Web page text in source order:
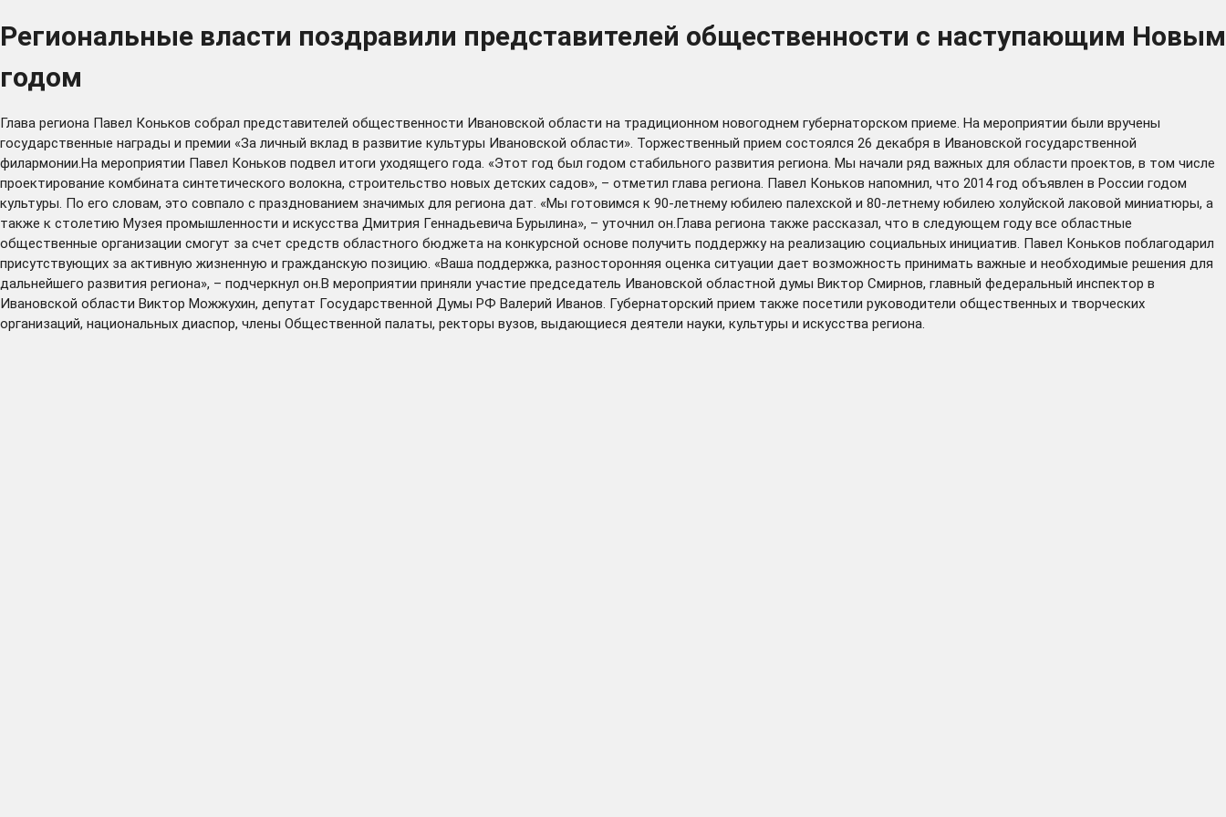
Региональные власти поздравили представителей общественности с наступающим Новым
годом
Глава региона Павел Коньков собрал представителей общественности Ивановской области на традиционном новогоднем губернаторском приеме. На мероприятии были вручены
государственные награды и премии «За личный вклад в развитие культуры Ивановской области». Торжественный прием состоялся 26 декабря в Ивановской государственной
филармонии.На мероприятии Павел Коньков подвел итоги уходящего года. «Этот год был годом стабильного развития региона. Мы начали ряд важных для области проектов, в том числе
проектирование комбината синтетического волокна, строительство новых детских садов», – отметил глава региона. Павел Коньков напомнил, что 2014 год объявлен в России годом
культуры. По его словам, это совпало с празднованием значимых для региона дат. «Мы готовимся к 90-летнему юбилею палехской и 80-летнему юбилею холуйской лаковой миниатюры, а
также к столетию Музея промышленности и искусства Дмитрия Геннадьевича Бурылина», – уточнил он.Глава региона также рассказал, что в следующем году все областные
общественные организации смогут за счет средств областного бюджета на конкурсной основе получить поддержку на реализацию социальных инициатив. Павел Коньков поблагодарил
присутствующих за активную жизненную и гражданскую позицию. «Ваша поддержка, разносторонняя оценка ситуации дает возможность принимать важные и необходимые решения для
дальнейшего развития региона», – подчеркнул он.В мероприятии приняли участие председатель Ивановской областной думы Виктор Смирнов, главный федеральный инспектор в
Ивановской области Виктор Можжухин, депутат Государственной Думы РФ Валерий Иванов. Губернаторский прием также посетили руководители общественных и творческих
организаций, национальных диаспор, члены Общественной палаты, ректоры вузов, выдающиеся деятели науки, культуры и искусства региона.